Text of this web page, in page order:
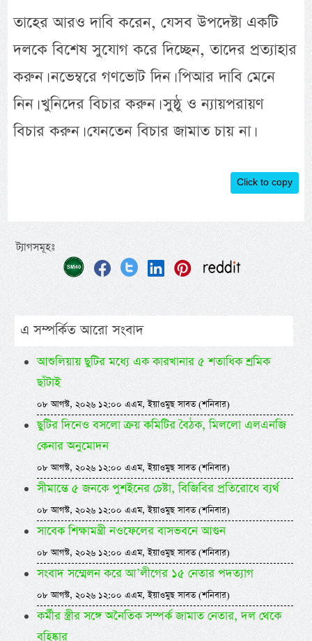
তাহের আরও দাবি করেন, যেসব উপদেষ্টা একটি
দলকে বিশেষ সুযোগ করে দিচ্ছেন, তাদের প্রত্যাহার
করুন। নভেম্বরে গণভোট দিন। পিআর দাবি মেনে
নিন। খুনিদের বিচার করুন। সুষ্ঠু ও ন্যায়পরায়ণ
বিচার করুন। যেনতেন বিচার জামাত চায় না।
Click to copy
ট্যাগসমূহঃ
এ সম্পর্কিত আরো সংবাদ
আশুলিয়ায় ছুটির মধ্যে এক কারখানার ৫ শতাধিক শ্রমিক
ছাঁটাই
০৮ আগস্ট, ২০২৬ ১২:০০ এএম, ইয়াওমুছ সাবত (শনিবার)
ছুটির দিনেও বসলো ক্রয় কমিটির বৈঠক, মিললো এলএনজি
কেনার অনুমোদন
০৮ আগস্ট, ২০২৬ ১২:০০ এএম, ইয়াওমুছ সাবত (শনিবার)
সীমান্তে ৫ জনকে পুশইনের চেষ্টা, বিজিবির প্রতিরোধে ব্যর্থ
০৮ আগস্ট, ২০২৬ ১২:০০ এএম, ইয়াওমুছ সাবত (শনিবার)
সাবেক শিক্ষামন্ত্রী নওফেলের বাসভবনে আগুন
০৮ আগস্ট, ২০২৬ ১২:০০ এএম, ইয়াওমুছ সাবত (শনিবার)
সংবাদ সম্মেলন করে আ’লীগের ১৫ নেতার পদত্যাগ
০৮ আগস্ট, ২০২৬ ১২:০০ এএম, ইয়াওমুছ সাবত (শনিবার)
কর্মীর স্ত্রীর সঙ্গে অনৈতিক সম্পর্ক জামাত নেতার, দল থেকে
বহিষ্কার